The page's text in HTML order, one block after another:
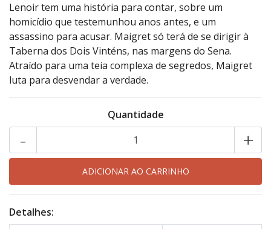
Lenoir tem uma história para contar, sobre um
homicídio que testemunhou anos antes, e um
assassino para acusar. Maigret só terá de se dirigir à
Taberna dos Dois Vinténs, nas margens do Sena.
Atraído para uma teia complexa de segredos, Maigret
luta para desvendar a verdade.
Quantidade
+
-
Detalhes: